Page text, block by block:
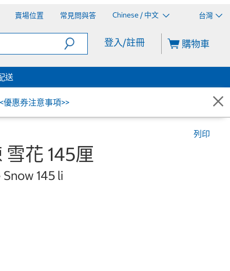
賣場位置 常見問與答 Chinese / 中文 台灣
登入/註冊 購物車
送
優惠券注意事項>>
列印
花 145厘
145 li